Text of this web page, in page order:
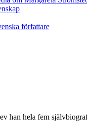
han hela fem